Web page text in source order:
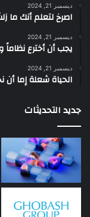
ديسمبر 21, 2024
‫اصرخ لتعلم أنك ما
ديسمبر 21, 2024
يجب أن أخترع
ديسمبر 21, 2024
الحياة شعلة إما
جديد التحديثات